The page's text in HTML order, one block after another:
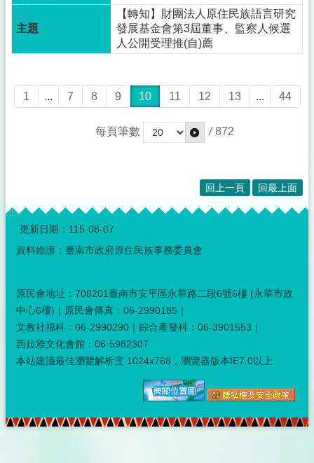
【轉知】財團法人原住民族語言研究
發展基金會第3屆董事、監察人候選
人公開受理推(自)薦
1 ... 7 8 9 10 11 12 13 ... 44
每頁筆數 / 872
回上一頁 回最上面
:::
更新日期： 115-08-07
資料維護：臺南市政府原住民族事務委員會
原民會地址：708201臺南市安平區永華路二段6號6樓 (永華市政
中心6樓)｜原民會傳真：06-2990185｜
文教社福科：06-2990290｜綜合產發科：06-3901553｜
西拉雅文化會館：06-5982307
本站建議最佳瀏覽解析度 1024x768，瀏覽器版本IE7.0以上